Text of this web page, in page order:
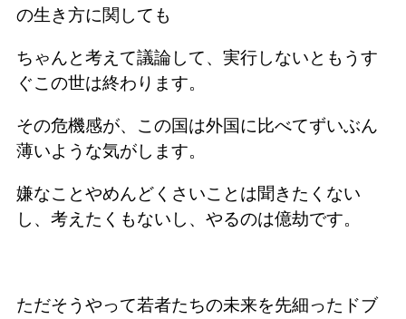
の生き方に関しても
ちゃんと考えて議論して、実行しないともうす
ぐこの世は終わります。
その危機感が、この国は外国に比べてずいぶん
薄いような気がします。
嫌なことやめんどくさいことは聞きたくない
し、考えたくもないし、やるのは億劫です。
ただそうやって若者たちの未来を先細ったドブ